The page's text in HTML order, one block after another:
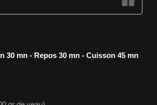
30 mn - Repos 30 mn - Cuisson 45 mn